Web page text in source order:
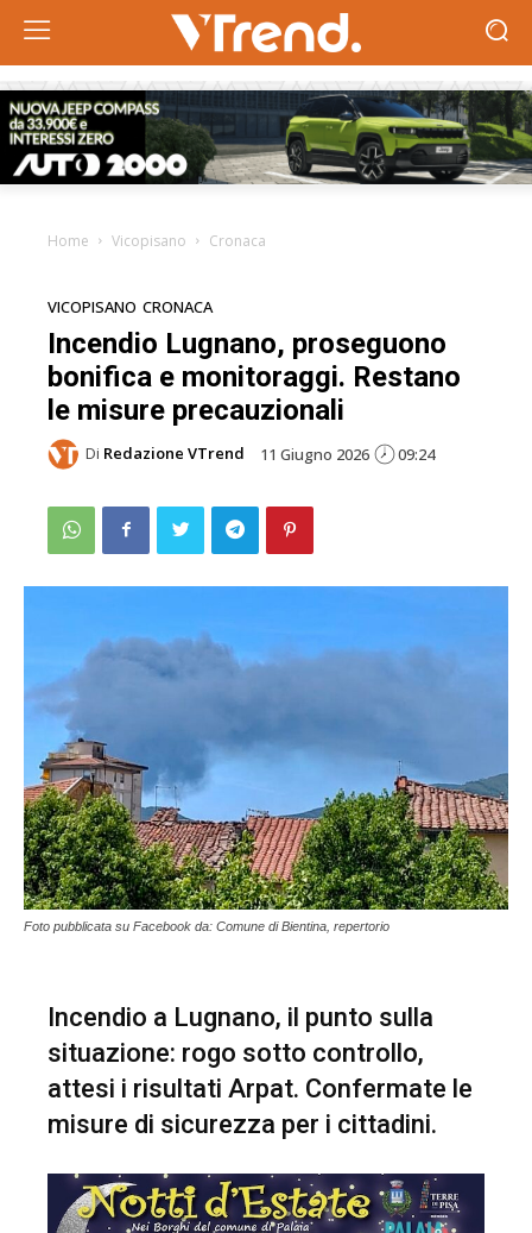
Home Vicopisano Cronaca
VICOPISANO CRONACA
Incendio Lugnano, proseguono
bonifica e monitoraggi. Restano
le misure precauzionali
Di Redazione VTrend 11 Giugno 2026 09:24
Foto pubblicata su Facebook da: Comune di Bientina, repertorio
Incendio a Lugnano, il punto sulla
situazione: rogo sotto controllo,
attesi i risultati Arpat. Confermate le
misure di sicurezza per i cittadini.